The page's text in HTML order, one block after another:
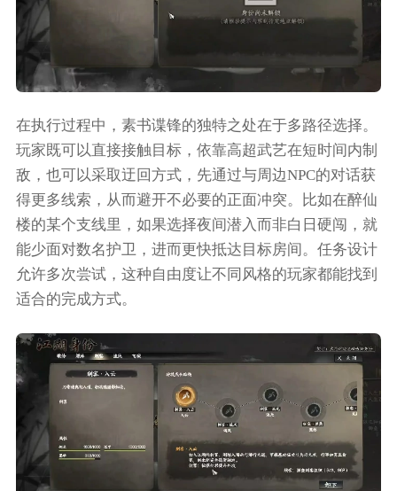
在执行过程中，素书谍锋的独特之处在于多路径选择。
玩家既可以直接接触目标，依靠高超武艺在短时间内制
敌，也可以采取迂回方式，先通过与周边NPC的对话获
得更多线索，从而避开不必要的正面冲突。比如在醉仙
楼的某个支线里，如果选择夜间潜入而非白日硬闯，就
能少面对数名护卫，进而更快抵达目标房间。任务设计
允许多次尝试，这种自由度让不同风格的玩家都能找到
适合的完成方式。